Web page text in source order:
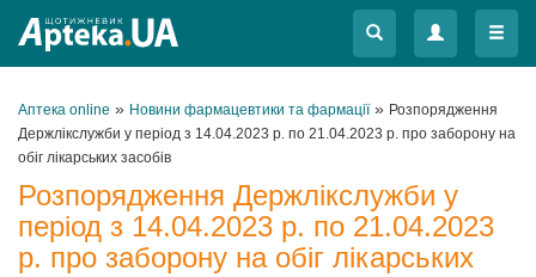
Меню
Меню
Аптека online » Новини фармацевтики та фармації» Розпорядження
Держлікслужби у період з 14.04.2023 р. по 21.04.2023 р. про заборону на
обіг лікарських засобів
Розпорядження Держлікслужби у
період з 14.04.2023 р. по 21.04.2023
р. про заборону на обіг лікарських